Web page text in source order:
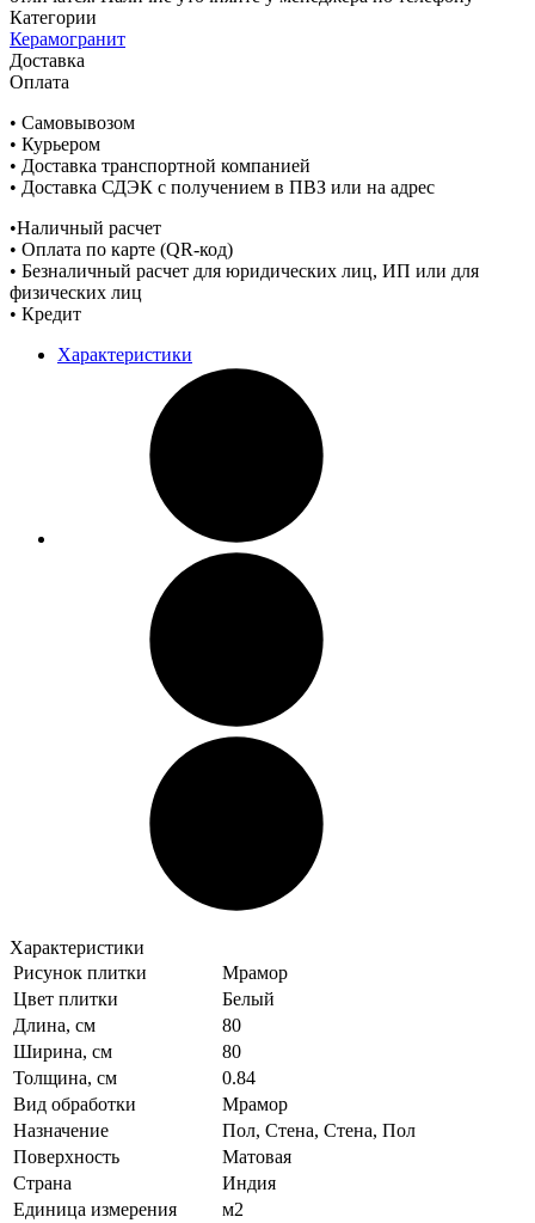
Категории
Керамогранит
Доставка
Оплата
• Самовывозом
• Курьером
• Доставка транспортной компанией
• Доставка СДЭК с получением в ПВЗ или на адрес
•Наличный расчет
• Оплата по карте (QR-код)
• Безналичный расчет для юридических лиц, ИП или для
физических лиц
• Кредит
Характеристики
Характеристики
Рисунок плитки
Мрамор
Цвет плитки
Белый
Длина, см
80
Ширина, см
80
Толщина, см
0.84
Вид обработки
Мрамор
Назначение
Пол, Стена, Стена, Пол
Поверхность
Матовая
Страна
Индия
Единица измерения
м2